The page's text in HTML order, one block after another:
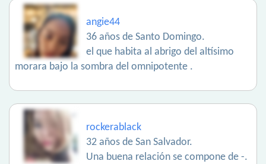
angie44
36 años de Santo Domingo.
el que habita al abrigo del altísimo
morara bajo la sombra del omnipotente .
rockerablack
32 años de San Salvador.
Una buena relación se compone de -.